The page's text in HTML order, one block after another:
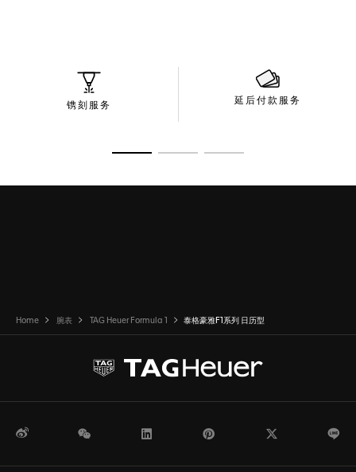
镌刻服务 延后付款服务
Home 腕表 TAG Heuer Formula 1 泰格豪雅F1系列 日历型
微博 WeChat Pinterest